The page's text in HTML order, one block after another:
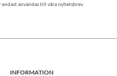
användas till våra nyhetsbrev.
INFORMATION